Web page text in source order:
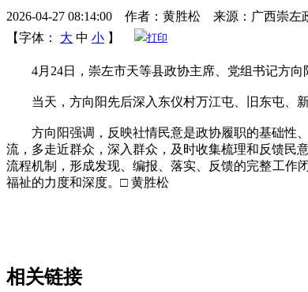
2026-04-27 08:14:00 作者：黄胜松 来源：广西崇左
【字体：
大 中 小 】 打印
4月24日，崇左市天等县政协主席、党组书记方向
当天，方向阳先后深入东仪村万江屯、旧东屯、新
方向阳强调，反映社情民意是政协履职的基础性、
流，多走近群众，深入群众，及时收集梳理和反馈民
流程机制，形成发现、编报、落实、反馈的完整工作
福祉的力度和深度。□ 黄胜松
相关链接